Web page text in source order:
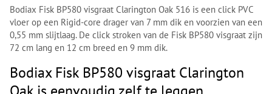
Bodiax Fisk BP580 visgraat Clarington Oak 516 is een click PVC
vloer op een Rigid-core drager van 7 mm dik en voorzien van een
0,55 mm slijtlaag. De click stroken van de Fisk BP580 visgraat zijn
72 cm lang en 12 cm breed en 9 mm dik.
Bodiax Fisk BP580 visgraat Clarington